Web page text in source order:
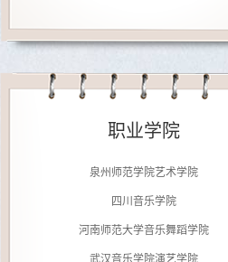
职业学院
济南大学音乐学院
广东文艺职业学院
泉州师范学院艺术学院
四川音乐学院
河南师范大学音乐舞蹈学院
武汉音乐学院演艺学院